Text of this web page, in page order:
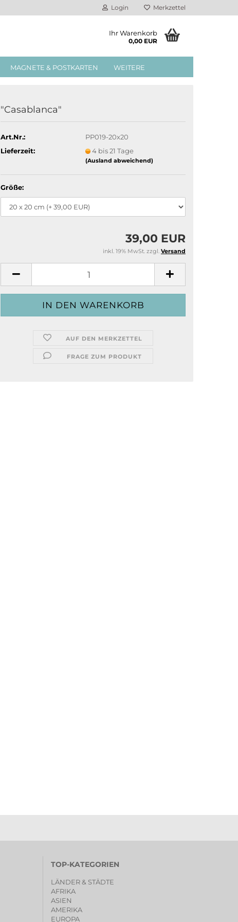
Login Merkzettel
Ihr Warenkorb
0,00 EUR
MAGNETE & POSTKARTEN WEITERE
"Casablanca"
Art.Nr.:
PP019-20x20
Lieferzeit:
4 bis 21 Tage
(Ausland abweichend)
Größe:
39,00 EUR
inkl. 19% MwSt. zzgl. Versand
AUF DEN MERKZETTEL
FRAGE ZUM PRODUKT
TOP-KATEGORIEN
LÄNDER & STÄDTE
AFRIKA
ASIEN
AMERIKA
EUROPA